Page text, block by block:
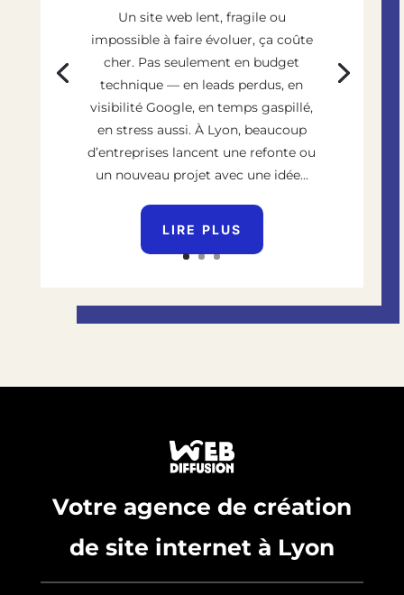
Un site web lent, fragile ou
impossible à faire évoluer, ça coûte
cher. Pas seulement en budget
technique — en leads perdus, en
visibilité Google, en temps gaspillé,
en stress aussi. À Lyon, beaucoup
d’entreprises lancent une refonte ou
un nouveau projet avec une idée...
LIRE PLUS
Votre agence de création
de site internet à Lyon